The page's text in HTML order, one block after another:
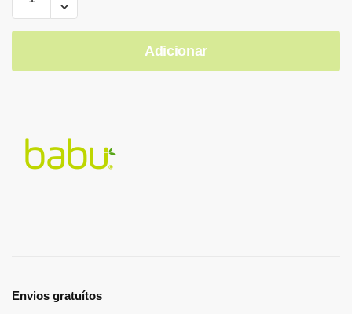
Adicionar
Envios gratuítos